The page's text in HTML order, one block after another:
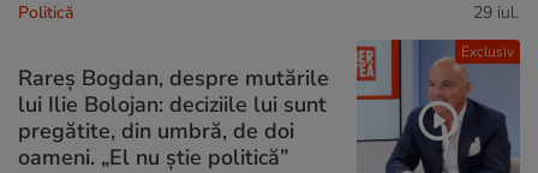
Exclusiv
Politică 29 iul.
Rareș Bogdan, despre mutările
lui Ilie Bolojan: deciziile lui sunt
pregătite, din umbră, de doi
oameni. „El nu știe politică”